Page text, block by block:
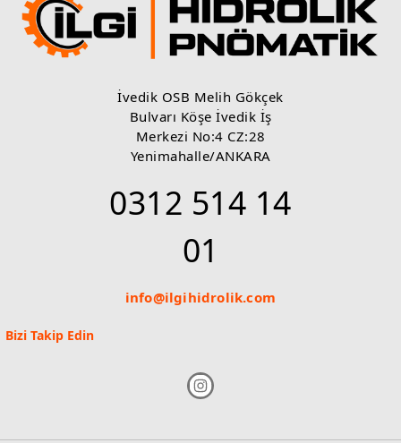
İvedik OSB Melih Gökçek
Bulvarı Köşe İvedik İş
Merkezi No:4 CZ:28
Yenimahalle/ANKARA
0312 514 14
01
info@ilgihidrolik.com
Bizi Takip Edin